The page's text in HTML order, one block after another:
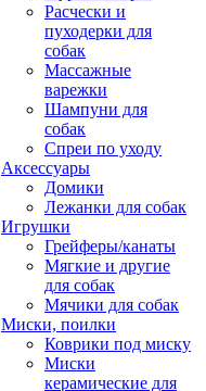
Расчески и
пуходерки для
собак
Массажные
варежки
Шампуни для
собак
Спреи по уходу
Аксессуары
Домики
Лежанки для собак
Игрушки
Грейферы/канаты
Мягкие и другие
для собак
Мячики для собак
Миски, поилки
Коврики под миску
Миски
керамические для